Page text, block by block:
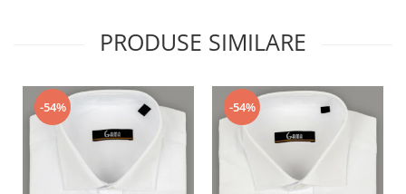
PRODUSE SIMILARE
-54% -54%